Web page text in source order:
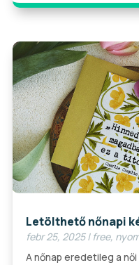
Letölthető nőnapi
febr 25, 2025| free,
A nőnap eredetileg a